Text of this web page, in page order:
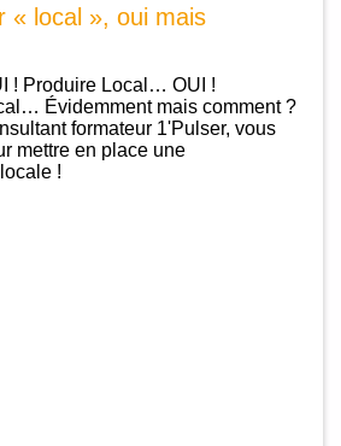
« local », oui mais
! Produire Local… OUI !
Évidemment mais comment ?
formateur 1'Pulser, vous
mettre en place une
!